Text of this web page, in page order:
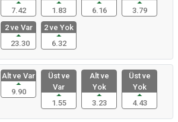
7.42
1.83
6.16
3.79
2 ve Var
23.30
2 ve Yok
6.32
Alt ve Var
9.90
Üst ve
Var
1.55
Alt ve
Yok
3.23
Üst ve
Yok
4.43